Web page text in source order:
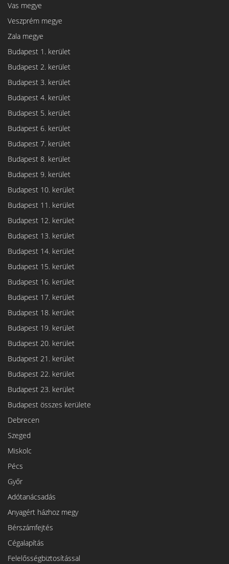
Vas megye
Veszprém megye
Zala megye
Budapest 1. kerület
Budapest 2. kerület
Budapest 3. kerület
Budapest 4. kerület
Budapest 5. kerület
Budapest 6. kerület
Budapest 7. kerület
Budapest 8. kerület
Budapest 9. kerület
Budapest 10. kerület
Budapest 11. kerület
Budapest 12. kerület
Budapest 13. kerület
Budapest 14. kerület
Budapest 15. kerület
Budapest 16. kerület
Budapest 17. kerület
Budapest 18. kerület
Budapest 19. kerület
Budapest 20. kerület
Budapest 21. kerület
Budapest 22. kerület
Budapest 23. kerület
Budapest összes kerülete
Debrecen
Szeged
Miskolc
Pécs
Győr
Adótanácsadás
Anyagért házhoz megy
Bérszámfejtés
Cégalapítás
Felelősségbiztosítással